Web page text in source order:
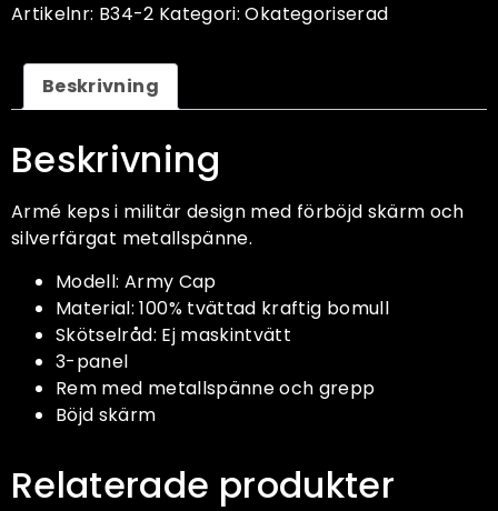
Artikelnr: B34-2 Kategori:Okategoriserad
Beskrivning
Beskrivning
Armé keps i militär design med förböjd skärm och
silverfärgat metallspänne.
Modell: Army Cap
Material: 100% tvättad kraftig bomull
Skötselråd: Ej maskintvätt
3-panel
Rem med metallspänne och grepp
Böjd skärm
Relaterade produkter